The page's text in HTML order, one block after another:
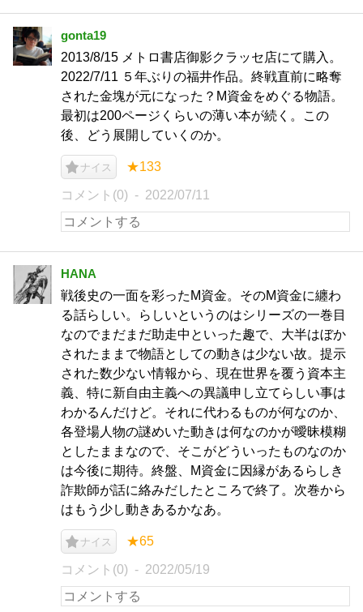
gonta19
2013/8/15 メトロ書店御影クラッセ店にて購入。
2022/7/11 ５年ぶりの福井作品。終戦直前に略奪
された金塊が元になった？M資金をめぐる物語。
最初は200ページくらいの薄い本が続く。この
後、どう展開していくのか。
ナイス ★133
コメント(0) 2022/07/11
HANA
戦後史の一面を彩ったM資金。そのM資金に纏わ
る話らしい。らしいというのはシリーズの一巻目
なのでまだまだ助走中といった趣で、大半はぼか
されたままで物語としての動きは少ない故。提示
された数少ない情報から、現在世界を覆う資本主
義、特に新自由主義への異議申し立てらしい事は
わかるんだけど。それに代わるものが何なのか、
各登場人物の謎めいた動きは何なのかが曖昧模糊
としたままなので、そこがどういったものなのか
は今後に期待。終盤、M資金に因縁があるらしき
詐欺師が話に絡みだしたところで終了。次巻から
はもう少し動きあるかなあ。
ナイス ★65
コメント(0) 2022/05/19